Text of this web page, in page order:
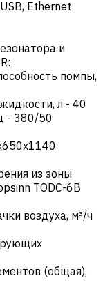
USB, Ethernet
и
помпы,
л - 40
- 380/50
из зоны
TODC-6B
воздуха, м³/ч
(общая),